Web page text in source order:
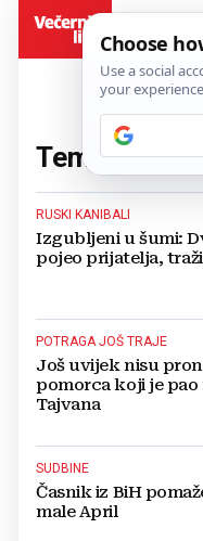
Tema:
RUSKI KANIBALI
Izgubljeni u šumi:
pojeo prijatelja,
POTRAGA JOŠ TRAJE
Još uvijek nisu
pomorca koji je
Tajvana
SUDBINE
Časnik iz BiH
male April